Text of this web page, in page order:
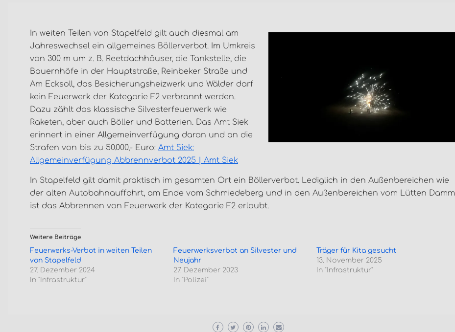
In weiten Teilen von Stapelfeld gilt auch diesmal am
Jahreswechsel ein allgemeines Böllerverbot. Im Umkreis
von 300 m um z. B. Reetdachhäuser, die Tankstelle, die
Bauernhöfe in der Hauptstraße, Reinbeker Straße und
Am Ecksoll, das Besicherungsheizwerk und Wälder darf
kein Feuerwerk der Kategorie F2 verbrannt werden.
Dazu zählt das klassische Silvesterfeuerwerk wie
Raketen, aber auch Böller und Batterien. Das Amt Siek
erinnert in einer Allgemeinverfügung daran und an die
Strafen von bis zu 50.000,- Euro: Amt Siek:
Allgemeinverfügung Abbrennverbot 2025 | Amt Siek
In Stapelfeld gilt damit praktisch im gesamten Ort ein Böllerverbot. Lediglich in den Außenbereichen wie
der alten Autobahnauffahrt, am Ende vom Schmiedeberg und in den Außenbereichen vom Lütten Damm
ist das Abbrennen von Feuerwerk der Kategorie F2 erlaubt.
Weitere Beiträge
Feuerwerks-Verbot in weiten Teilen
von Stapelfeld
27. Dezember 2024
In "Infrastruktur"
Feuerwerksverbot an Silvester und
Neujahr
27. Dezember 2023
In "Polizei"
Träger für Kita gesucht
13. November 2025
In "Infrastruktur"